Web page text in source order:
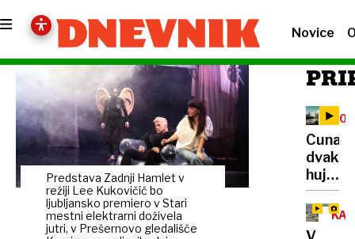
Novice
Predstava Zadnji Hamlet v
režiji Lee Kukovičič bo
ljubljansko premiero v Stari
mestni elektrarni doživela
jutri, v Prešernovo gledališče
20.
hujši
od
vseh